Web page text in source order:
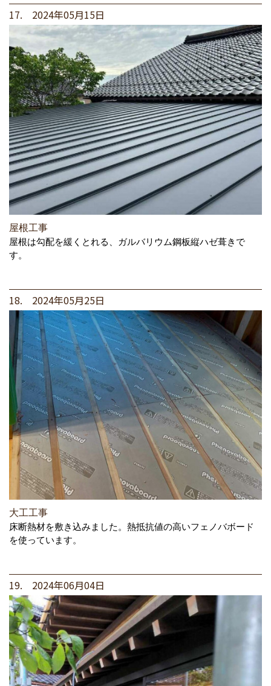
17. 2024年05月15日
屋根工事
屋根は勾配を緩くとれる、ガルバリウム鋼板縦ハゼ葺きで
す。
18. 2024年05月25日
大工工事
床断熱材を敷き込みました。熱抵抗値の高いフェノバボード
を使っています。
19. 2024年06月04日